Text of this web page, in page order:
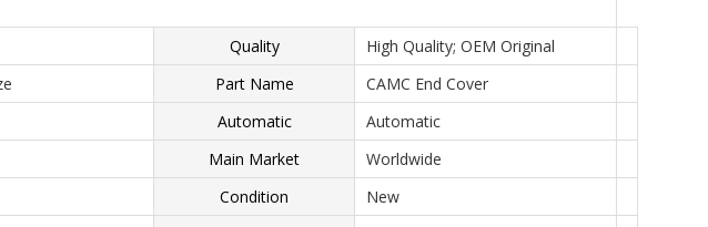
Quality
High Quality; OEM Original
Part Name
CAMC End Cover
Automatic
Automatic
Main Market
Worldwide
Condition
New